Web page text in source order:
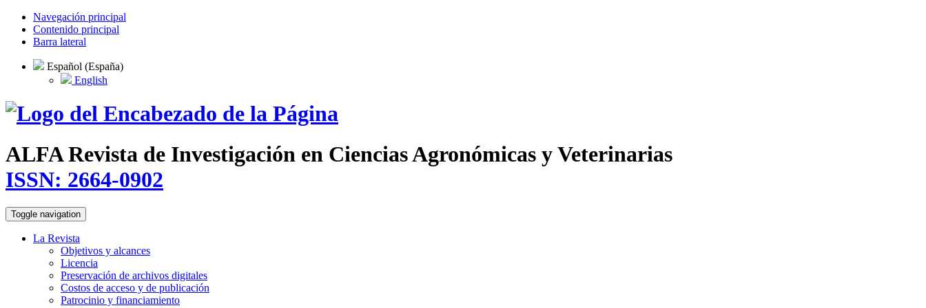
Navegación principal
Contenido principal
Barra lateral
Español (España)
English
ALFA Revista de Investigación en Ciencias Agronómicas y Veterinarias
ISSN: 2664-0902
Toggle navigation
La Revista
Objetivos y alcances
Licencia
Preservación de archivos digitales
Costos de acceso y de publicación
Patrocinio y financiamiento